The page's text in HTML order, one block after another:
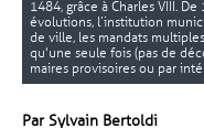
1484, grâce à Charles VIII.
évolutions, l’institution
de ville, les mandats
qu'une seule fois (pas de
maires provisoires ou par
Par Sylvain Bertoldi